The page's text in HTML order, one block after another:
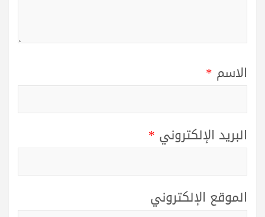
الاسم *
البريد الإلكتروني *
الموقع الإلكتروني